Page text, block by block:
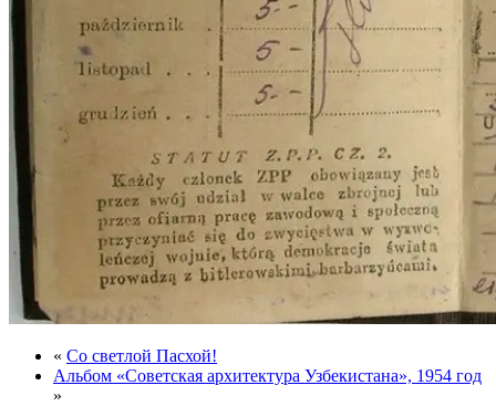
« Со светлой Пасхой!
Альбом «Советская архитектура Узбекистана», 1954 год
»